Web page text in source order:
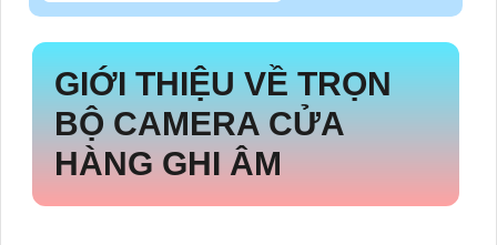
GIỚI THIỆU VỀ TRỌN
BỘ CAMERA CỬA
HÀNG GHI ÂM